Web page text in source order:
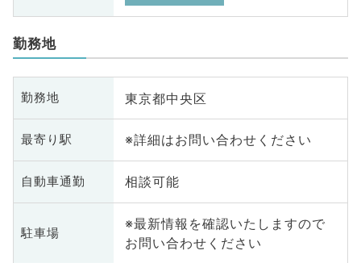
勤務地
勤務地 東京都中央区
最寄り駅 ※詳細はお問い合わせください
自動車通勤 相談可能
駐車場
※最新情報を確認いたしますので
お問い合わせください